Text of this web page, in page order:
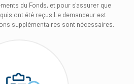
du Fonds, et pour s'assurer que
ont été reçus.Le demandeur est
supplémentaires sont nécessaires.